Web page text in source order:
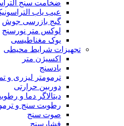
ضخامت سنج
عیب یاب
گیج بازرسی جوش
لوکس متر نورسنج
یوک مغناطیسی
تجهیزات شرایط محیطی
اکسیژن متر
بادسنج
ترمومتر لیزری و
دوربین حرارتی
دیتالاگر دما و
رطوبت سنج و
صوت سنج
فشارسنج